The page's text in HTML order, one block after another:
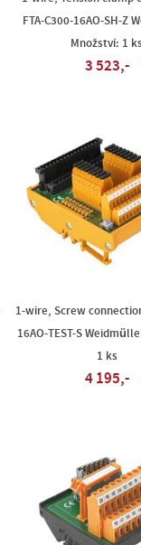
FTA-C300-16AO-SH-Z
Množství: 1
3 523,-
1-wire, Screw
16AO-TEST-S
1 ks
4 195,-